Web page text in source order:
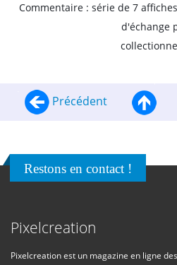
Commentaire : série de 7
d'échange
Précédent
Restons en contact !
Pixelcreation
Pixelcreation est un magazine en ligne